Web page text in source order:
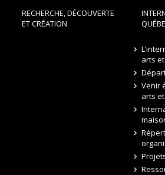
RECHERCHE, DÉCOUVERTE
ET CRÉATION
arts
Venir
arts